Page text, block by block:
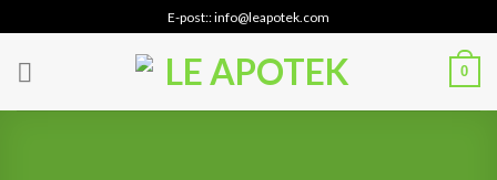
to
content
E-post:: info@leapotek.com
0